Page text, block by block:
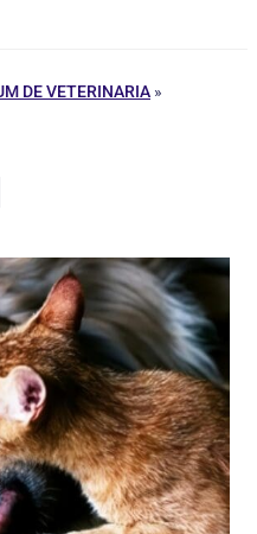
DE VETERINARIA »